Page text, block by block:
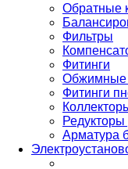
Обратные
Фильтры
Фитинги
Обжимные
Фитинги
Арматура